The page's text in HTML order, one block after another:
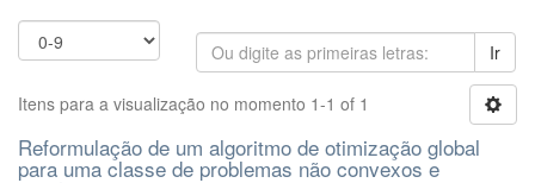
Ir
Itens para a visualização no momento 1-1 of 1
Reformulação de um algoritmo de otimização global
para uma classe de problemas não convexos e